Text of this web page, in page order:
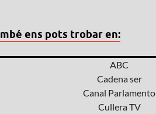
ens pots trobar en:
ABC
Cadena ser
Canal Parlamento
Cullera TV